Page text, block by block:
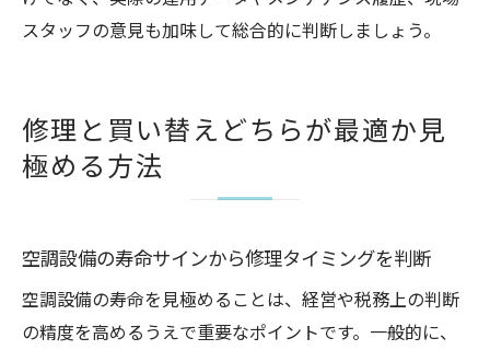
スタッフの意見も加味して総合的に判断しましょう。
修理と買い替えどちらが最適か見
極める方法
空調設備の寿命サインから修理タイミングを判断
空調設備の寿命を見極めることは、経営や税務上の判断
の精度を高めるうえで重要なポイントです。一般的に、